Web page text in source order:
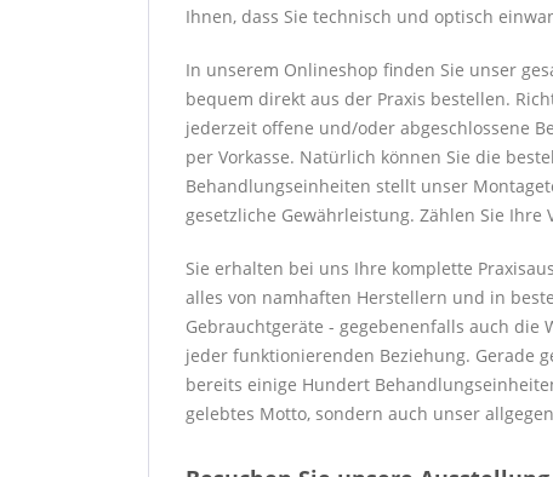
Ihnen, dass Sie technisch und optisch
In unserem Onlineshop finden Sie unser
bequem direkt aus der Praxis bestellen.
jederzeit offene und/oder abgeschlossene
per Vorkasse. Natürlich können Sie die
Behandlungseinheiten stellt unser
gesetzliche Gewährleistung. Zählen Sie Ihre
Sie erhalten bei uns Ihre komplette
alles von namhaften Herstellern und in
Gebrauchtgeräte - gegebenenfalls auch
jeder funktionierenden Beziehung. Gerade
bereits einige Hundert
gelebtes Motto, sondern auch unser